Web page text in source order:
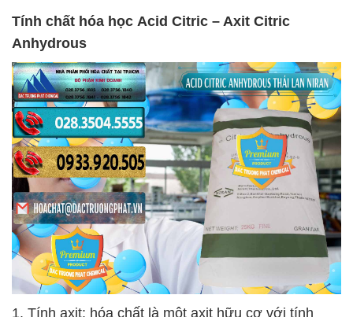
Tính chất hóa học Acid Citric – Axit Citric
Anhydrous
1. Tính axit: hóa chất là một axit hữu cơ với tính